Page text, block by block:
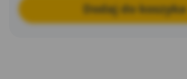
Dodaj do koszyka